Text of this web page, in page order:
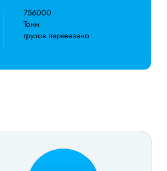
услуг: оформление страховки,
экспедирование. За
о текущем статусе вашего
форму на сайте или
756000
Тонн
грузов перевезено